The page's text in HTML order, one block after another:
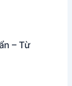
– Từ